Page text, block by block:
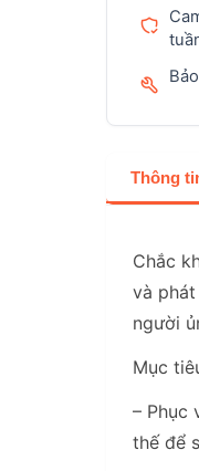
Thông
Chắc
và
người
Mục
– Phục
thế để